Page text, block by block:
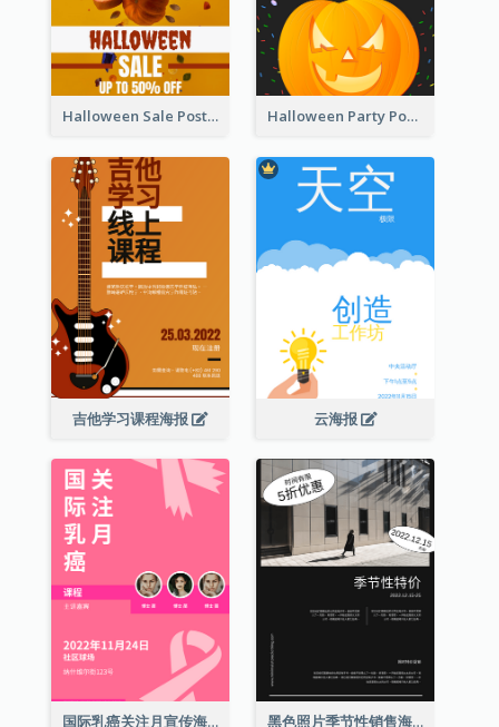
Halloween Sale Poster Halloween Party Poster
吉他学习课程海报 云海报
国际乳癌关注月宣传海报 黑色照片季节性销售海报